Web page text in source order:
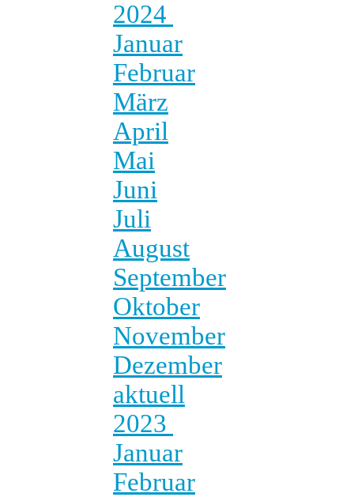
2024
Januar
Februar
März
April
Mai
Juni
Juli
August
September
Oktober
November
Dezember
aktuell
2023
Januar
Februar